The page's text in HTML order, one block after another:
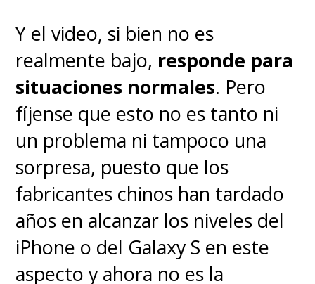
En resumen, con el edge 60
fusion estamos ante unabuena
apuesta de Motorola para el
pobladísimo mercado de la
gama mediay tiene lo
suficiente para destacar
partiendo por unllamativo
diseño exterior y una probada
usabilidad interior.Punto
Y el video, si bien no es
realmente bajo, responde para
situaciones normales. Pero
fíjense que esto no es tanto ni
un problema ni tampoco una
sorpresa, puesto que los
fabricantes chinos han tardado
años en alcanzar los niveles del
iPhone o del Galaxy S en este
aspecto y ahora no es la